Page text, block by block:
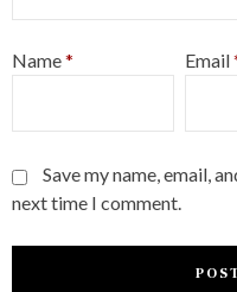
Name* Email
Save my name, email,
next time I comment.